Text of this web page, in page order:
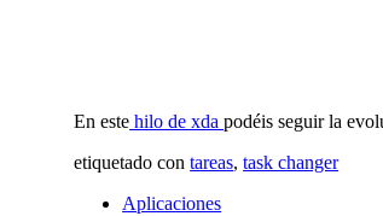
En este hilo de xdapodéis seguir la
etiquetado contareas,task changer
Aplicaciones